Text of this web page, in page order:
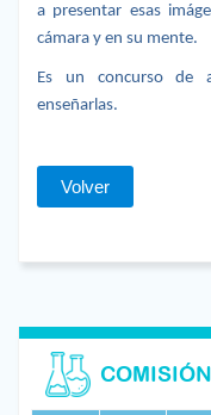
a presentar esas
cámara y en su mente.
Es un concurso de
enseñarlas.
Volver